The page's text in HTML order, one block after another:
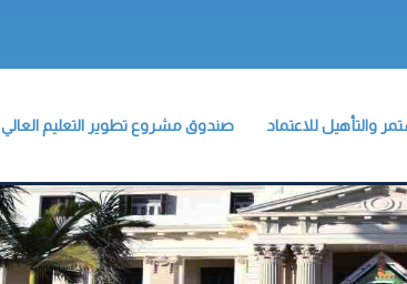
صندوق مشروع تطوير التعليم العالي